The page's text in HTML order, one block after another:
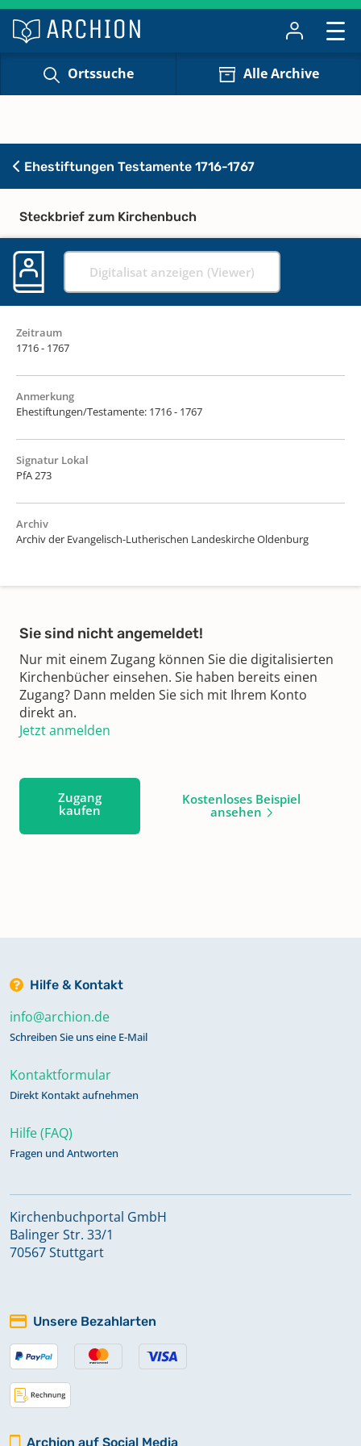
Ortssuche Alle Archive
Ehestiftungen Testamente 1716-1767
Steckbrief zum Kirchenbuch
Digitalisat anzeigen (Viewer)
Zeitraum
1716 - 1767
Anmerkung
Ehestiftungen/Testamente: 1716 - 1767
Signatur Lokal
PfA 273
Archiv
Archiv der Evangelisch-Lutherischen Landeskirche Oldenburg
Sie sind nicht angemeldet!
Nur mit einem Zugang können Sie die digitalisierten
Kirchenbücher einsehen. Sie haben bereits einen
Zugang? Dann melden Sie sich mit Ihrem Konto
direkt an.
Jetzt anmelden
Zugang
kaufen
Kostenloses Beispiel
ansehen
Hilfe & Kontakt
info@archion.de
Schreiben Sie uns eine E-Mail
Kontaktformular
Direkt Kontakt aufnehmen
Hilfe (FAQ)
Fragen und Antworten
Kirchenbuchportal GmbH
Balinger Str. 33/1
70567 Stuttgart
Unsere Bezahlarten
Archion auf Social Media